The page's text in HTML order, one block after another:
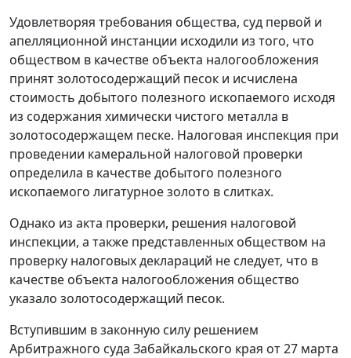
Удовлетворяя требования общества, суд первой и
апелляционной инстанции исходили из того, что
обществом в качестве объекта налогообложения
принят золотосодержащий песок и исчислена
стоимость добытого полезного ископаемого исходя
из содержания химически чистого металла в
золотосодержащем песке. Налоговая инспекция при
проведении камеральной налоговой проверки
определила в качестве добытого полезного
ископаемого лигатурное золото в слитках.
Однако из акта проверки, решения налоговой
инспекции, а также представленных обществом на
проверку налоговых деклараций не следует, что в
качестве объекта налогообложения общество
указало золотосодержащий песок.
Вступившим в законную силу решением
Арбитражного суда Забайкальского края от 27 марта